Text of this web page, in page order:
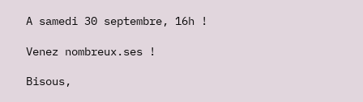
A samedi 30 septembre, 16h !
Venez nombreux.ses !
Bisous,